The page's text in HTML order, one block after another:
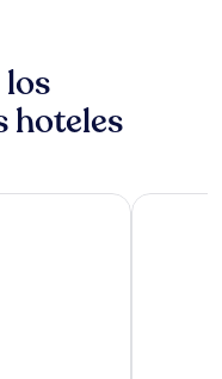
hoteles
Hotel